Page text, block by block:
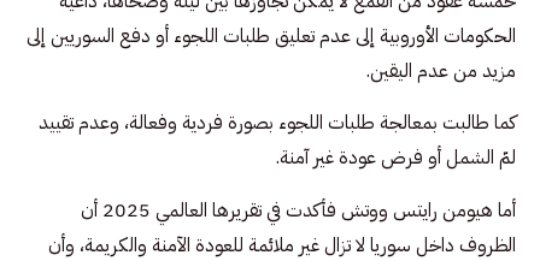
الحكومات الأوروبية إلى عدم تعليق طلبات اللجوء أو دفع السوريين إلى
مزيد من عدم اليقين.
كما طالبت بمعالجة طلبات اللجوء بصورة فردية وفعالة، وعدم تقييد
لمّ الشمل أو فرض عودة غير آمنة.
أما هيومن رايتس ووتش فأكدت في تقريرها العالمي 2025 أن
الظروف داخل سوريا لا تزال غير ملائمة للعودة الآمنة والكريمة، وأن